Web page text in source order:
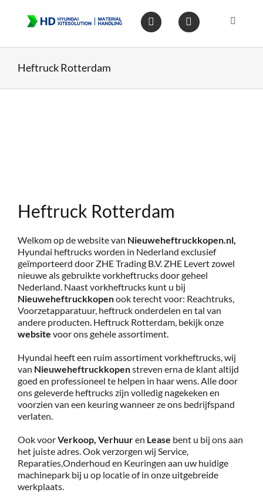
inhoud
Toggle
Heftruck Rotterdam
Heftruck Rotterdam
Welkom op de website van Nieuweheftruckkopen.nl,
Hyundai heftrucks worden in Nederland exclusief
geïmporteerd door ZHE Trading B.V. ZHE Levert zowel
nieuwe als gebruikte vorkheftrucks door geheel
Nederland. Naast vorkheftrucks kunt u bij
Nieuweheftruckkopenook terecht voor: Reachtruks,
Voorzetapparatuur, heftruck onderdelen en tal van
andere producten. Heftruck Rotterdam, bekijk onze
website voor ons gehele assortiment.
Hyundai heeft een ruim assortiment vorkheftrucks, wij
van Nieuweheftruckkopenstreven erna de klant altijd
goed en professioneel te helpen in haar wens. Alle door
ons geleverde heftrucks zijn volledig nagekeken en
voorzien van een keuring wanneer ze ons bedrijfspand
verlaten.
Ook voorVerkoop, Verhuuren Lease bent u bij ons aan
het juiste adres. Ook verzorgen wij Service,
Reparaties,Onderhoud en Keuringen aan uw huidige
machinepark bij u op locatie of in onze uitgebreide
werkplaats.